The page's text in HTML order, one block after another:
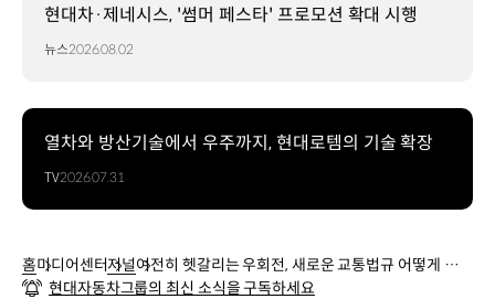
현대차·제네시스, '썸머 페스타' 프로모션 확대 시행
뉴스2026.08.02
열차와 방산기술에서 우주까지, 현대로템의 기술 확장
TV2026.07.31
홈미디어센터저널여전히 헷갈리는 우회전, 새로운 교통법규 어떻게 지켜
야 할까?
현대자동차그룹의 최신 소식을 구독하세요